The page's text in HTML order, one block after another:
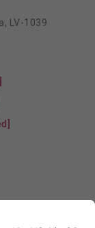
LV-1039